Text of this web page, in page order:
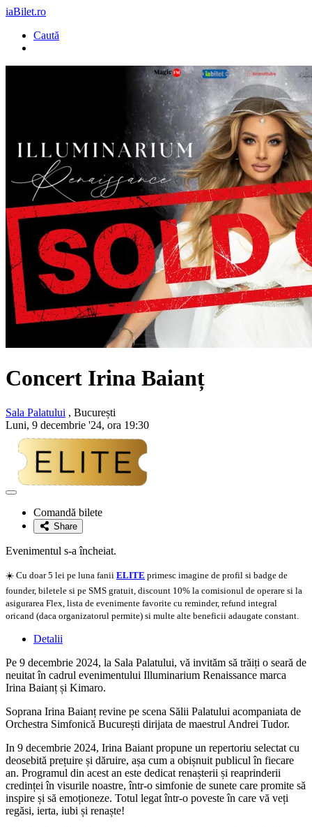
iaBilet.ro
Caută
Concert Irina Baianț
Sala Palatului , București
Luni, 9 decembrie '24, ora 19:30
Adaugă
favoriteComandă bilete
Share
Evenimentul s-a încheiat.
☀️ Cu doar 5 lei pe luna fanii ELITE primesc imagine de profil si badge de
founder, biletele si pe SMS gratuit, discount 10% la comisionul de operare si la
asigurarea Flex, lista de evenimente favorite cu reminder, refund integral
oricand (daca organizatorul permite) si multe alte beneficii adaugate constant.
Detalii
Pe 9 decembrie 2024, la Sala Palatului, vă invităm să trăiți o seară de
neuitat în cadrul evenimentului Illuminarium Renaissance marca
Irina Baianț și Kimaro.
Soprana Irina Baianț revine pe scena Sălii Palatului acompaniata de
Orchestra Simfonică București dirijata de maestrul Andrei Tudor.
In 9 decembrie 2024, Irina Baiant propune un repertoriu selectat cu
deosebită prețuire și dăruire, așa cum a obișnuit publicul în fiecare
an. Programul din acest an este dedicat renașterii și reaprinderii
credinței în visurile noastre, într-o simfonie de sunete care promite să
inspire și să emoționeze. Totul legat într-o poveste în care vă veți
regăsi, ierta, iubi și renaște!